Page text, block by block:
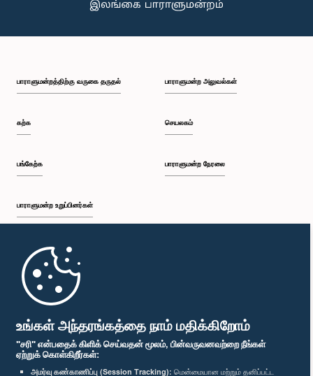
உங்கள் அந்தரங்கத்தை நாம் மதிக்கிறோம்
"சரி" என்பதைக் கிளிக் செய்வதன் மூலம், பின்வருவனவற்றை நீங்கள்
ஏற்றுக் கொள்கிறீர்கள்:
அமர்வு கண்காணிப்பு (Session Tracking): மென்மையான மற்றும் தனிப்பட்ட
பாராளுமன்றத்திற்கு வருகை தருதல்
கற்க
பங்கேற்க
பாராளுமன்ற உறுப்பினர்கள்
முதற்பக்கம்
பாராளுமன்ற அலுவல்கள்
செயலகம்
பாராளுமன்ற நேரலை
பாராளுமன்ற கையடக்க செயலி